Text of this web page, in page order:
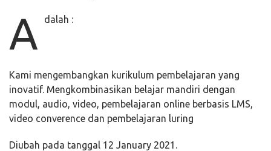
A dalah :
Kami mengembangkan kurikulum pembelajaran yang
inovatif. Mengkombinasikan belajar mandiri dengan
modul, audio, video, pembelajaran online berbasis LMS,
video converence dan pembelajaran luring
Diubah pada tanggal 12 January 2021.